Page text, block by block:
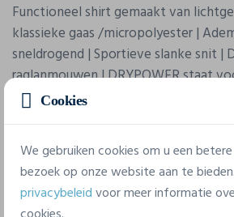
Functioneel shirt gemaakt van
klassieke gaas /micropolyester |
sneldrogend | Sportieve slanke snit |
raglanmouwen | DRYPOWER staat
klimaatbeheersing en ventilatie
buiten en zorgt voor een aangenaam
welzijn
Cookies
We gebruiken cookies om u een
bezoek op onze website aan te
privacybeleidvoor meer informatie